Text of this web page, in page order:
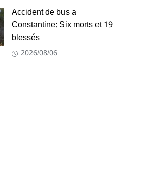
Accident de bus a
Constantine: Six morts et 19
blessés
2026/08/06